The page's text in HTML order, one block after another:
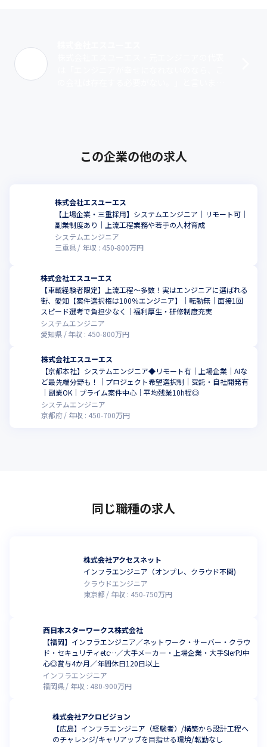
この企業の他の求人
株式会社エスユーエス
【上場企業・三重採用】システムエンジニア│リモート可│
副業制度あり│上流工程業務や若手の人材育成
システムエンジニア
三重県
年収 : 450-800万円
株式会社エスユーエス
【車載経験者限定】上流工程～多数！実はエンジニアに選ばれる
街、愛知【案件選択権は100％エンジニア】│転勤無│面接1回
スピード選考で負担少なく│福利厚生・研修制度充実
システムエンジニア
愛知県
年収 : 450-800万円
株式会社エスユーエス
【京都本社】システムエンジニア◆リモート有｜上場企業｜AIな
ど最先端分野も！｜プロジェクト希望選択制｜受託・自社開発有
｜副業OK｜プライム案件中心｜平均残業10h程◎
システムエンジニア
京都府
年収 : 450-700万円
同じ職種の求人
株式会社アクセスネット
インフラエンジニア（オンプレ、クラウド不問)
クラウドエンジニア
東京都
年収 : 450-750万円
西日本スターワークス株式会社
【福岡】インフラエンジニア／ネットワーク・サーバー・クラウ
ド・セキュリティetc…／大手メーカー・上場企業・大手SIerPJ中
心◎賞与4か月／年間休日120日以上
インフラエンジニア
福岡県
年収 : 480-900万円
株式会社アクロビジョン
【広島】インフラエンジニア（経験者）/構築から設計工程へ
のチャレンジ/キャリアップを目指せる環境/転勤なし